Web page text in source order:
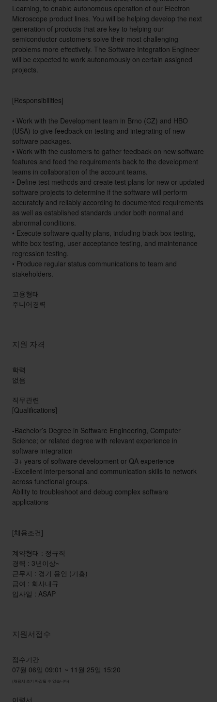
Learning, to enable autonomous operation of our Electron
Microscope product lines. You will be helping develop the next
generation of products that are key to helping our
semiconductor customers solve their most challenging
problems more effectively. The Software Integration Engineer
will be expected to work autonomously on certain assigned
projects.
[Responsibilities]
• Work with the Development team in Brno (CZ) and HBO
(USA) to give feedback on testing and integrating of new
software packages.
• Work with the customers to gather feedback on new software
features and feed the requirements back to the development
teams in collaboration of the account teams.
• Define test methods and create test plans for new or updated
software projects to determine if the software will perform
accurately and reliably according to documented requirements
as well as established standards under both normal and
abnormal conditions.
• Execute software quality plans, including black box testing,
white box testing, user acceptance testing, and maintenance
regression testing.
• Produce regular status communications to team and
stakeholders.
고용형태
주니어경력
지원 자격
학력
없음
직무관련
[Qualifications]
-Bachelor’s Degree in Software Engineering, Computer
Science; or related degree with relevant experience in
software integration
-3+ years of software development or QA experience
-Excellent interpersonal and communication skills to network
across functional groups.
Ability to troubleshoot and debug complex software
applications
[채용조건]
계약형태 : 정규직
경력 : 3년이상~
근무지 : 경기 용인 (기흥)
급여 : 회사내규
입사일 : ASAP
지원서접수
접수기간
07월 06일 09:01 ~ 11월 25일 15:20
(채용시 조기 마감될 수 있습니다)
이력서